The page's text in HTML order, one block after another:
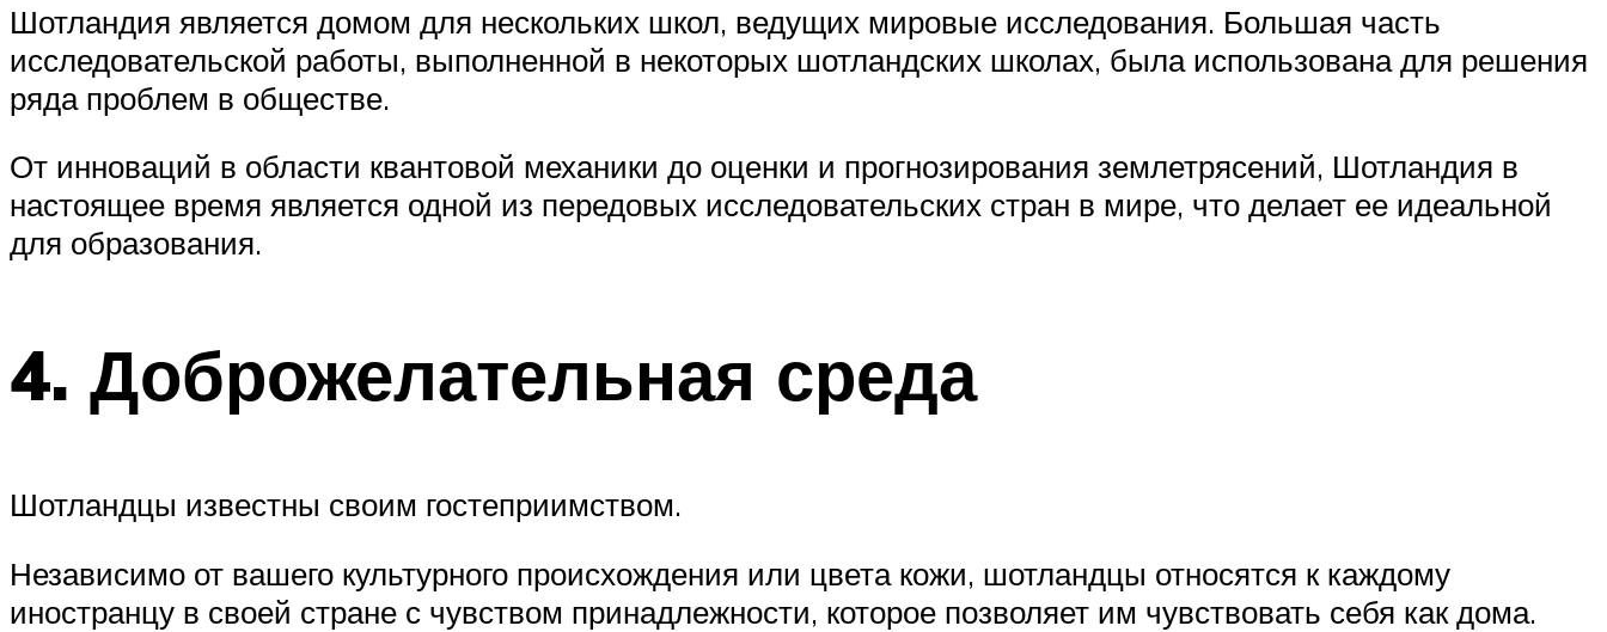
Шотландия является домом для нескольких школ, ведущих мировые исследования. Большая часть
исследовательской работы, выполненной в некоторых шотландских школах, была использована для решения
ряда проблем в обществе.
От инноваций в области квантовой механики до оценки и прогнозирования землетрясений, Шотландия в
настоящее время является одной из передовых исследовательских стран в мире, что делает ее идеальной
для образования.
4. Доброжелательная среда
Шотландцы известны своим гостеприимством.
Независимо от вашего культурного происхождения или цвета кожи, шотландцы относятся к каждому
иностранцу в своей стране с чувством принадлежности, которое позволяет им чувствовать себя как дома.